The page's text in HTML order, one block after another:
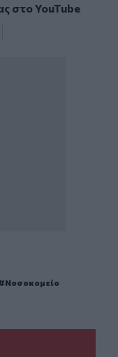
στοYouTube
Νοσοκομείο